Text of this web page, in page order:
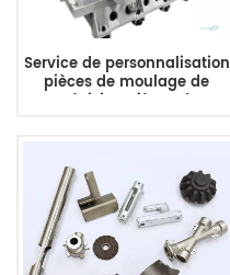
Service de personnalisation
pièces de moulage de
précision pièces de